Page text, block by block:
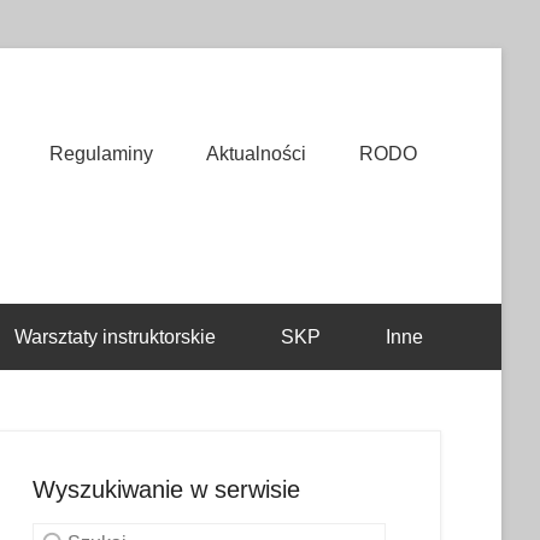
Regulaminy Aktualności RODO
Warsztaty instruktorskie SKP Inne
Wyszukiwanie w serwisie